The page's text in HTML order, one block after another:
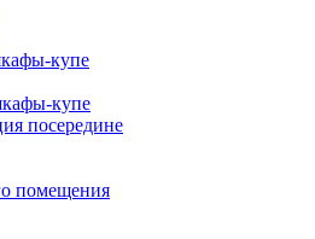
купе
купе
посередине
помещения